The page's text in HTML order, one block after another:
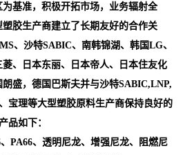
基准，积极开拓市场，业务辐射全
塑胶生产商建立了长期友好的合作关
、沙特SABIC、南韩锦湖、韩国LG、
、日本东丽、日本帝人、日本住友化
盛，德国巴斯夫并与沙特SABIC,LNP,
宝理等大型塑胶原料生产商保持良好的
品如下：
PA66、透明尼龙、增强尼龙、阻燃尼